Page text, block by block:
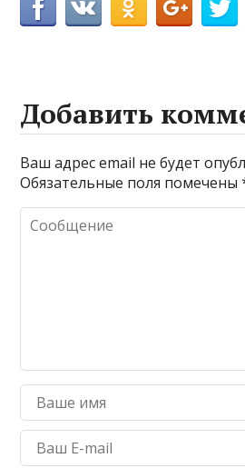
Добавить
Ваш адрес email не будет
Обязательные поля помечены